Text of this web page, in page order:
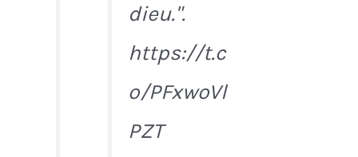
dieu.".
https://t.c
o/PFxwoVl
PZT